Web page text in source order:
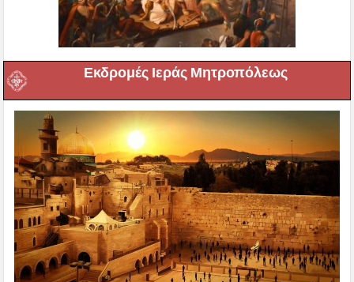
Εκδρομές Ιεράς Μητροπόλεως